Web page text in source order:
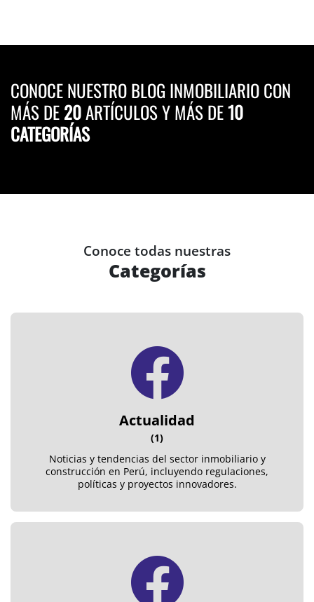
CONOCE NUESTRO BLOG INMOBILIARIO CON
MÁS DE20ARTÍCULOS Y MÁS DE10
CATEGORÍAS
Conoce todas nuestras
Categorías
Actualidad
(1)
Noticias y tendencias del sector inmobiliario y
construcción en Perú, incluyendo regulaciones,
políticas y proyectos innovadores.